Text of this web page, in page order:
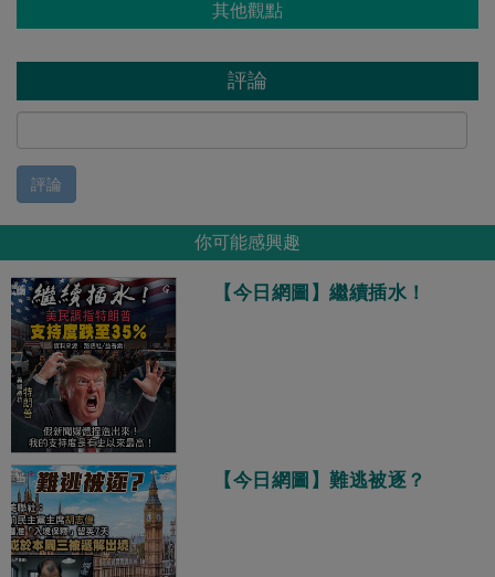
其他觀點
評論
評論
你可能感興趣
【今日網圖】繼續插水！
【今日網圖】難逃被逐？